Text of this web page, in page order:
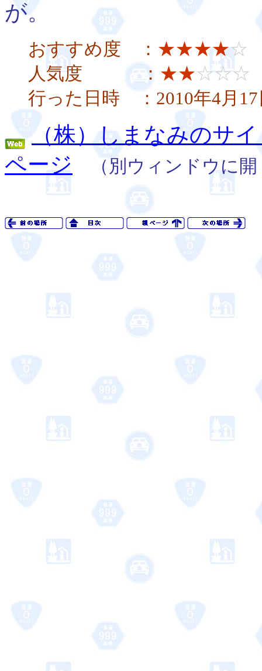
が。
おすすめ度 ： ★★★★☆
人気度 ： ★★☆☆☆
行った日時 ：2010年4月17
（株）しまなみのサ
ページ
（別ウィンドウに開